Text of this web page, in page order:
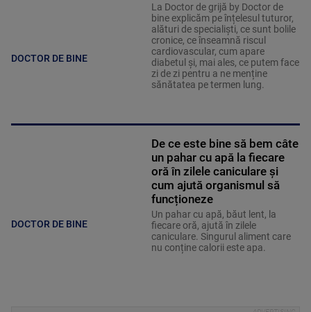
DOCTOR DE BINE
La Doctor de grijă by Doctor de
bine explicăm pe înțelesul tuturor,
alături de specialiști, ce sunt bolile
cronice, ce înseamnă riscul
cardiovascular, cum apare
diabetul și, mai ales, ce putem face
zi de zi pentru a ne menține
sănătatea pe termen lung.
DOCTOR DE BINE
De ce este bine să bem câte
un pahar cu apă la fiecare
oră în zilele caniculare și
cum ajută organismul să
funcționeze
Un pahar cu apă, băut lent, la
fiecare oră, ajută în zilele
caniculare. Singurul aliment care
nu conține calorii este apa.